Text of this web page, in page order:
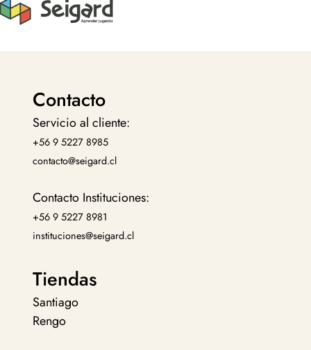
Contacto
Servicio al cliente:
+56 9 5227 8985
contacto@seigard.cl
Contacto Instituciones:
+56 9 5227 8981
instituciones@seigard.cl
Tiendas
Santiago
Rengo